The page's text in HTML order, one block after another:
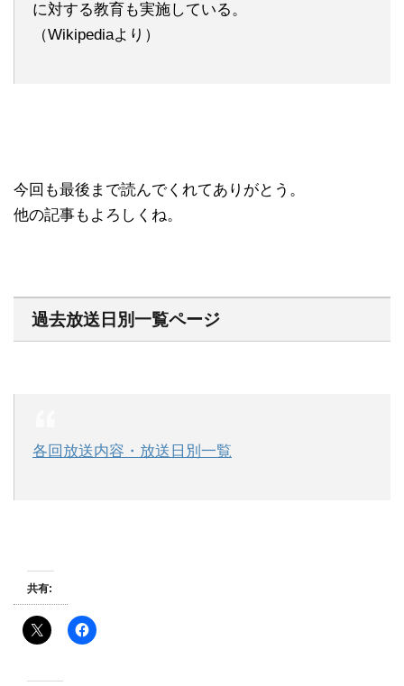
に対する教育も実施している。
（Wikipediaより）
今回も最後まで読んでくれてありがとう。
他の記事もよろしくね。
過去放送日別一覧ページ
各回放送内容・放送日別一覧
共有: